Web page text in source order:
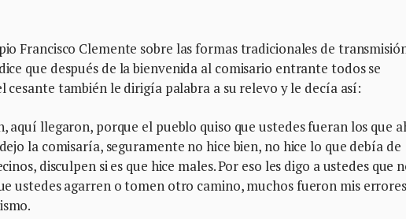
Francisco Clemente sobre las formas tradicionales de
que después de la bienvenida al comisario entrante todos se
cesante también le dirigía palabra a su relevo y le decía así:
aquí llegaron, porque el pueblo quiso que ustedes fueran los que
la comisaría, seguramente no hice bien, no hice lo que debía de
disculpen si es que hice males. Por eso les digo a ustedes que
ustedes agarren o tomen otro camino, muchos fueron mis